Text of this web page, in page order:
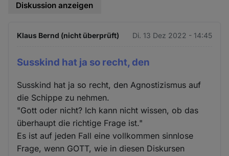
Diskussion anzeigen
Klaus Bernd (nicht überprüft) Di. 13 Dez 2022 - 14:45
Susskind hat ja so recht, den
Susskind hat ja so recht, den Agnostizismus auf
die Schippe zu nehmen.
"Gott oder nicht? Ich kann nicht wissen, ob das
überhaupt die richtige Frage ist."
Es ist auf jeden Fall eine vollkommen sinnlose
Frage, wenn GOTT, wie in diesen Diskursen